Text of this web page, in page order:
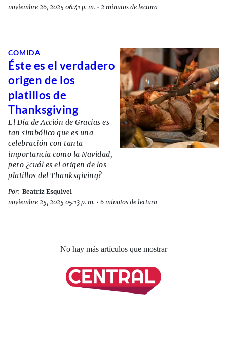
noviembre 26, 2025 06:41 p. m. • 2 minutos de lectura
COMIDA
Éste es el verdadero
origen de los
platillos de
Thanksgiving
El Día de Acción de Gracias es
tan simbólico que es una
celebración con tanta
importancia como la Navidad,
pero ¿cuál es el origen de los
platillos del Thanksgiving?
Por: Beatriz Esquivel
noviembre 25, 2025 05:13 p. m. • 6 minutos de lectura
No hay más artículos que mostrar